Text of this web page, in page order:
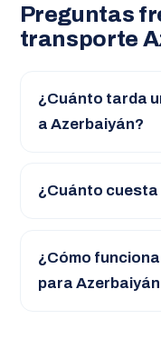
Preguntas
transporte
¿Cuánto tarda
a Azerbaiyán?
¿Cuánto cuesta
¿Cómo
para